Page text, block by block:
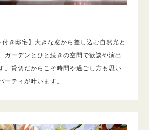
付き邸宅】大きな窓から差し込む自然光と
ガーデンとひと続きの空間で歓談や演出
。貸切だからこそ時間や過ごし方も思い
ーティが叶います。